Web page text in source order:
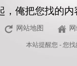
，俺把您找的
网站地图
本站提醒您 - 您